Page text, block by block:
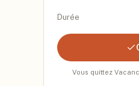
Durée
Vous quittez